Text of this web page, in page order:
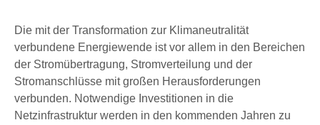
Die mit der Transformation zur Klimaneutralität
verbundene Energiewende ist vor allem in den Bereichen
der Stromübertragung, Stromverteilung und der
Stromanschlüsse mit großen Herausforderungen
verbunden. Notwendige Investitionen in die
Netzinfrastruktur werden in den kommenden Jahren zu